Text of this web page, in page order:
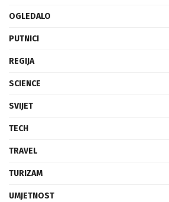
OGLEDALO
PUTNICI
REGIJA
SCIENCE
SVIJET
TECH
TRAVEL
TURIZAM
UMJETNOST